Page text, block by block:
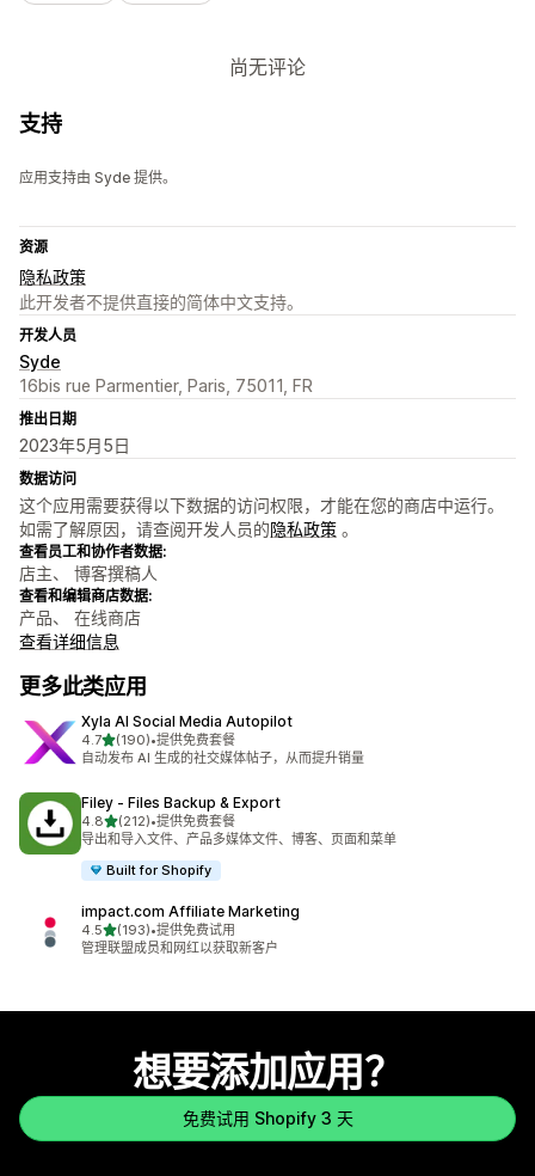
尚无评论
支持
应用支持由 Syde 提供。
资源
隐私政策
此开发者不提供直接的简体中文支持。
开发人员
Syde
16bis rue Parmentier, Paris, 75011, FR
推出日期
2023年5月5日
数据访问
这个应用需要获得以下数据的访问权限，才能在您的商店中运行。
如需了解原因，请查阅开发人员的隐私政策 。
查看员工和协作者数据:
店主、 博客撰稿人
查看和编辑商店数据:
产品、 在线商店
查看详细信息
更多此类应用
Xyla AI Social Media Autopilot
4.7星（满分 5 星）
(190)
总共 190 条评论
•提供免费套餐
自动发布 AI 生成的社交媒体帖子，从而提升销量
Filey ‑ Files Backup & Export
4.8星（满分 5 星）
(212)
总共 212 条评论
•提供免费套餐
导出和导入文件、产品多媒体文件、博客、页面和菜单
Built for Shopify
impact.com Affiliate Marketing
4.5星（满分 5 星）
(193)
总共 193 条评论
•提供免费试用
管理联盟成员和网红以获取新客户
想要添加应用？
免费试用 Shopify 3 天